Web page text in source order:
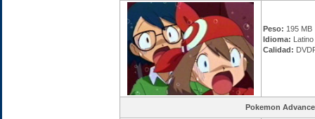
Peso: 195 MB
Idioma: Latino
Calidad:
Pokemon